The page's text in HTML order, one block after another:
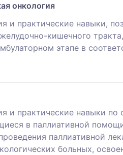
онкология
и практические навыки,
кишечного
этапе в
и практические навыки
в паллиативной
паллиативной
больных,